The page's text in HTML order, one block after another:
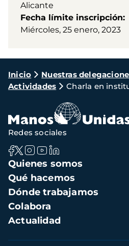
Alicante
Fecha límite inscripción
Miércoles, 25 enero, 2023
Ruta
de
navegación
Inicio Nuestras
Actividades
Charla en
Navegación
principal
Quienes somos
Qué hacemos
Dónde trabajamos
Colabora
Actualidad
Redes sociales